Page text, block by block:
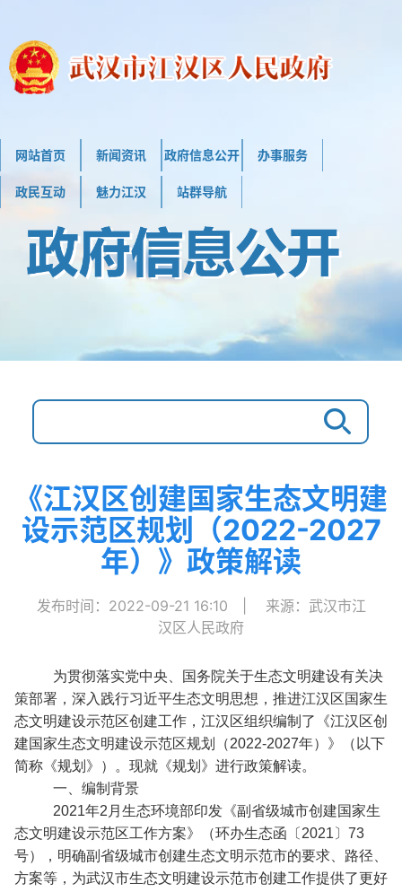
网站首页 新闻资讯 政府信息公开 办事服务
政民互动 魅力江汉 站群导航
《江汉区创建国家生态文明建
设示范区规划（2022-2027
年）》政策解读
发布时间：2022-09-21 16:10
来源：武汉市江
汉区人民政府
为贯彻落实党中央、国务院关于生态文明建设有关决
策部署，深入践行习近平生态文明思想，推进江汉区国家生
态文明建设示范区创建工作，江汉区组织编制了《江汉区创
建国家生态文明建设示范区规划（2022-2027年）》（以下
简称《规划》）。现就《规划》进行政策解读。
一、编制背景
2021年2月生态环境部印发《副省级城市创建国家生
态文明建设示范区工作方案》（环办生态函〔2021〕73
号），明确副省级城市创建生态文明示范市的要求、路径、
方案等，为武汉市生态文明建设示范市创建工作提供了更好